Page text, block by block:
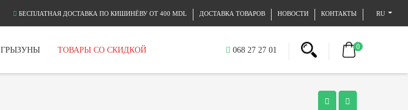
БЕСПЛАТНАЯ ДОСТАВКА ПО КИШИНЁВУ ОТ 400 MDL ДОСТАВКА ТОВАРОВ НОВОСТИ КОНТАКТЫ RU
ГРЫЗУНЫ ТОВАРЫ СО СКИДКОЙ 068 27 27 01 0